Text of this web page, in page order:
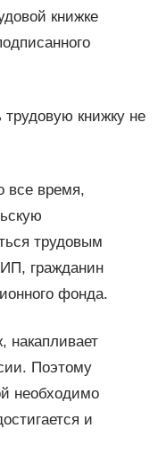
книжке
книжку не
все время,
трудовым
гражданин
фонда.
накапливает
Поэтому
необходимо
и